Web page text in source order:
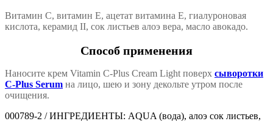
Витамин С, витамин Е, ацетат витамина Е, гиалуроновая
кислота, керамид II, сок листьев алоэ вера, масло авокадо.
Способ применения
Наносите крем Vitamin C-Plus Cream Light поверх сыворотки
C-Plus Serum на лицо, шею и зону декольте утром после
очищения.
000789-2 / ИНГРЕДИЕНТЫ: AQUA (вода), алоэ сок листьев,